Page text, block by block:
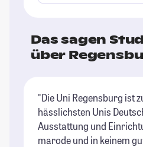
Das sagen
über
"Die Uni Regensburg ist
hässlichsten Unis
Ausstattung und
marode und in keinem